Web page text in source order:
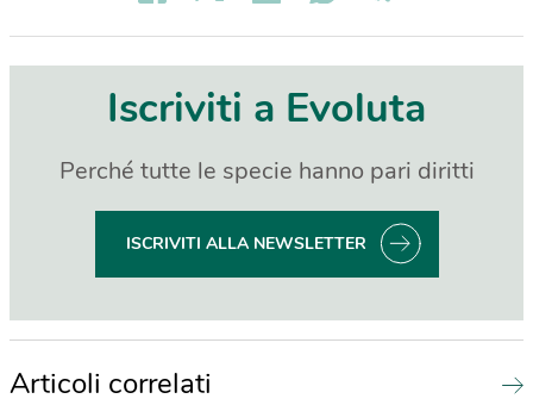
Iscriviti a Evoluta
Perché tutte le specie hanno pari diritti
ISCRIVITI ALLA NEWSLETTER
Articoli correlati